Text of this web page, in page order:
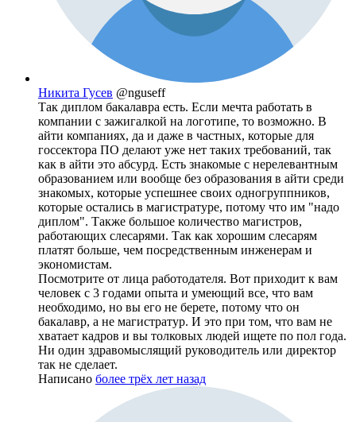
Никита Гусев @nguseff
Так диплом бакалавра есть. Если мечта работать в
компании с зажигалкой на логотипе, то возможно. В
айти компаниях, да и даже в частных, которые для
госсектора ПО делают уже нет таких требований, так
как в айти это абсурд. Есть знакомые с нерелевантным
образованием или вообще без образования в айти среди
знакомых, которые успешнее своих одногруппников,
которые остались в магистратуре, потому что им "надо
диплом". Также большое количество магистров,
работающих слесарями. Так как хорошим слесарям
платят больше, чем посредственным инженерам и
экономистам.
Посмотрите от лица работодателя. Вот приходит к вам
человек с 3 годами опыта и умеющий все, что вам
необходимо, но вы его не берете, потому что он
бакалавр, а не магистратур. И это при том, что вам не
хватает кадров и вы толковых людей ищете по пол года.
Ни один здравомыслящий руководитель или директор
так не сделает.
Написано более трёх лет назад